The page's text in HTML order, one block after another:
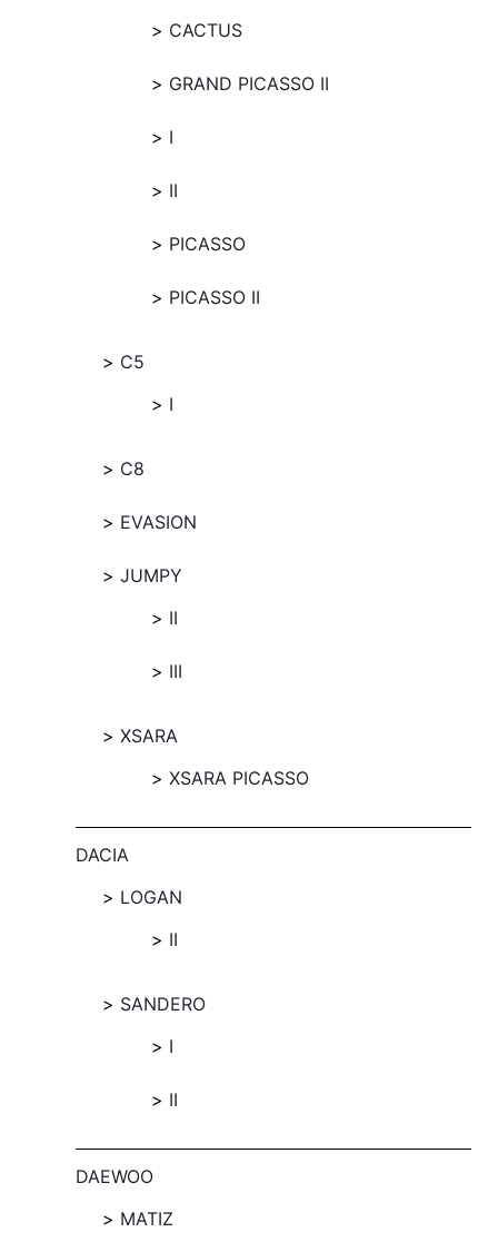
CACTUS
GRAND PICASSO II
I
II
PICASSO
PICASSO II
C5
I
C8
EVASION
JUMPY
II
III
XSARA
XSARA PICASSO
DACIA
LOGAN
II
SANDERO
I
II
DAEWOO
MATIZ